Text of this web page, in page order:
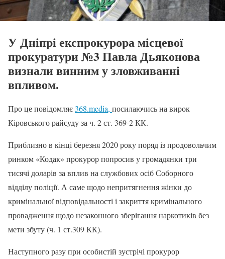
У Дніпрі експрокурора місцевої
прокуратури №3 Павла Дьяконова
визнали винним у зловживанні
впливом.
Про це повідомляє368.media, посилаючись на вирок
Кіровського райсуду за ч. 2 ст. 369-2 КК.
Приблизно в кінці березня 2020 року поряд із продовольчим
ринком «Кодак» прокурор попросив у громадянки три
тисячі доларів за вплив на службових осіб Соборного
відділу поліції. А саме щодо непритягнення жінки до
кримінальної відповідальності і закриття кримінального
провадження щодо незаконного зберігання наркотиків без
мети збуту (ч. 1 ст.309 КК).
Наступного разу при особистій зустрічі прокурор